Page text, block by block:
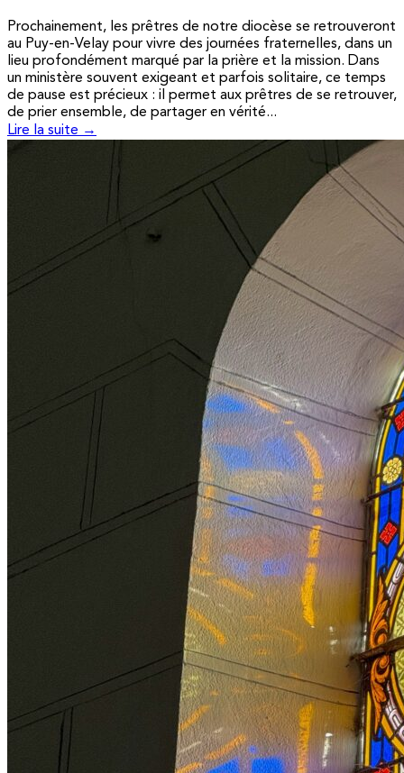
Prochainement, les prêtres de notre diocèse se retrouveront
au Puy-en-Velay pour vivre des journées fraternelles, dans un
lieu profondément marqué par la prière et la mission. Dans
un ministère souvent exigeant et parfois solitaire, ce temps
de pause est précieux : il permet aux prêtres de se retrouver,
de prier ensemble, de partager en vérité...
Lire la suite →